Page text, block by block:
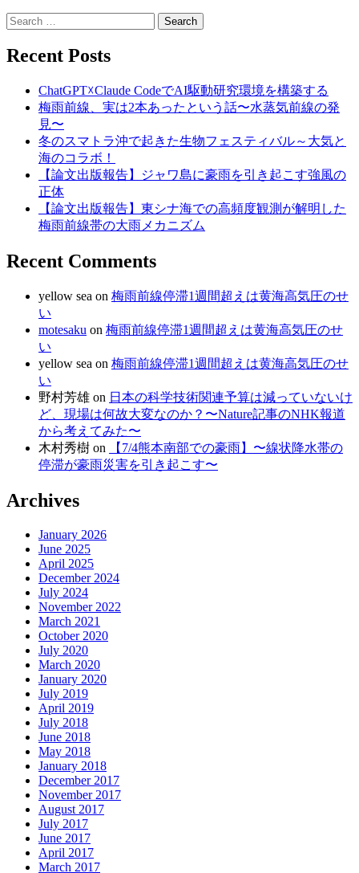
Search
for:
Recent Posts
ChatGPT☓Claude CodeでAI駆動研究環境を構築する
梅雨前線、実は2本あったという話〜水蒸気前線の発
見〜
冬のスマトラ沖で起きた生物フェスティバル～大気と
海のコラボ！
【論文出版報告】ジャワ島に豪雨を引き起こす強風の
正体
【論文出版報告】東シナ海での高頻度観測が解明した
梅雨前線帯の大雨メカニズム
Recent Comments
yellow sea on 梅雨前線停滞1週間超えは黄海高気圧のせ
い
motesaku on 梅雨前線停滞1週間超えは黄海高気圧のせ
い
yellow sea on 梅雨前線停滞1週間超えは黄海高気圧のせ
い
野村芳雄 on 日本の科学技術関連予算は減っていないけ
ど、現場は何故大変なのか？〜Nature記事のNHK報道
から考えてみた〜
木村秀樹 on
【7/4熊本南部での豪雨】〜線状降水帯の
停滞が豪雨災害を引き起こす〜
Archives
January 2026
June 2025
April 2025
December 2024
July 2024
November 2022
March 2021
October 2020
July 2020
March 2020
January 2020
July 2019
April 2019
July 2018
June 2018
May 2018
January 2018
December 2017
November 2017
August 2017
July 2017
June 2017
April 2017
March 2017